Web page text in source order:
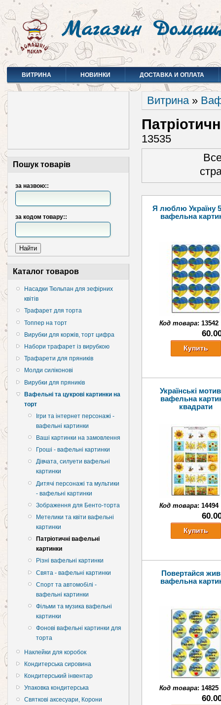
Магазин
ВИТРИНА НОВИНКИ ДОСТАВКА И ОПЛАТА
Пошук товарів
за назвою::
за кодом товару::
Каталог товаров
Насадки Тюльпан для зефірних
квітів
Трафарет для торта
Топпер на торт
Вирубки для коржів, торт цифра
Набори трафарет із вирубкою
Трафарети для пряників
Молди силіконові
Вирубки для пряників
Вафельні та цукрові картинки на
торт
Ігри та інтернет персонажі -
вафельні картинки
Ваші картинки на замовлення
Гроші - вафельні картинки
Дівчата, силуети вафельні
картинки
Дитячі персонажі та мультики
- вафельні картинки
Зображення для Бенто-торта
Метелики та квіти вафельні
картинки
Патріотичні вафельні
картинки
Різні вафельні картинки
Свята - вафельні картинки
Спорт та автомобілі -
вафельні картинки
Фільми та музика вафельні
картинки
Фонові вафельні картинки для
торта
Наклейки для коробок
Кондитерська сировина
Кондитерський інвентар
Упаковка кондитерська
Святкові аксесуари, Корони
Витрина»
13535
Я люблю Україну
вафельна
Код товара:13542
Українські
вафельна
квадрати
Код товара:14494
Повертайся
вафельна
Код товара:14825